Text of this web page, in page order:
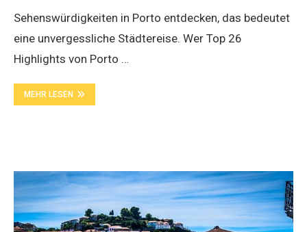
Sehenswürdigkeiten in Porto entdecken, das bedeutet
eine unvergessliche Städtereise. Wer Top 26
Highlights von Porto …
MEHR LESEN